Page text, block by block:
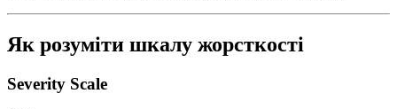
Як розуміти шкалу жорсткості
Severity Scale